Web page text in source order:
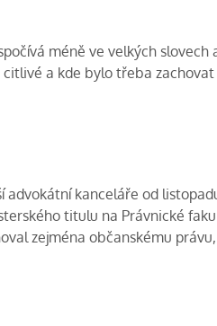
méně ve velkých
a kde bylo třeba
advokátní kanceláře od
titulu na Právnické
zejména občanskému